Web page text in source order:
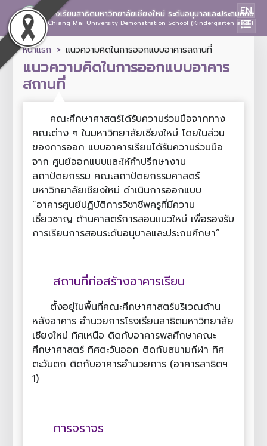
โรงเรียนสาธิตมหาวิทยาลัยเชียงใหม่ ระดับอนุบาลและประถมศึกษา
Chiang Mai University Demonstration School (Kindergarten and
EN
หน้าแรก แนวความคิดในการออกแบบอาคารสถานที่
แนวความคิดในการออกแบบอาคาร
สถานที่
คณะศึกษาศาสตร์ได้รับความร่วมมือจากทาง
คณะต่าง ๆ ในมหาวิทยาลัยเชียงใหม่ โดยในส่วน
ของการออก แบบอาคารเรียนได้รับความร่วมมือ
จาก ศูนย์ออกแบบและให้คําปรึกษางาน
สถาปัตยกรรม คณะสถาปัตยกรรมศาสตร์
มหาวิทยาลัยเชียงใหม่ ดําเนินการออกแบบ
“อาคารศูนย์ปฏิบัติการวิชาชีพครูที่มีความ
เชี่ยวชาญ ด้านศาสตร์การสอนแนวใหม่ เพื่อรองรับ
การเรียนการสอนระดับอนุบาลและประถมศึกษา”
สถานที่ก่อสร้างอาคารเรียน
ตั้งอยู่ในพื้นที่คณะศึกษาศาสตร์บริเวณด้าน
หลังอาคาร อํานวยการโรงเรียนสาธิตมหาวิทยาลัย
เชียงใหม่ ทิศเหนือ ติดกับอาคารพลศึกษาคณะ
ศึกษาศาสตร์ ทิศตะวันออก ติดกับสนามกีฬา ทิศ
ตะวันตก ติดกับอาคารอํานวยการ (อาคารสาธิตฯ
1)
การจราจร